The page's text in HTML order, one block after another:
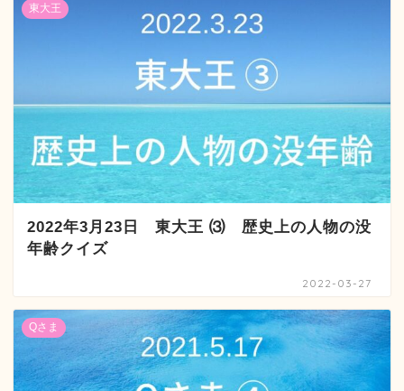
東大王
2022年3月23日 東大王 ⑶ 歴史上の人物の没
年齢クイズ
2022-03-27
Qさま